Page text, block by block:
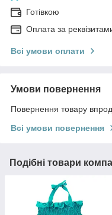
Готівкою
Оплата за
Всі умови оплати
Умови повернення
Повернення товару
Всі умови повернення
Подібні товари